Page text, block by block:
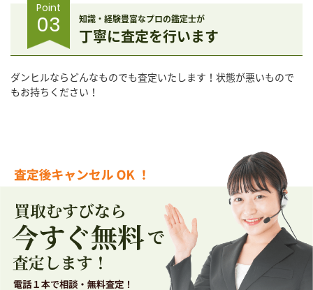
Point
03 知識・経験豊富なプロの鑑定士が
丁寧に査定を行います
ダンヒルならどんなものでも査定いたします！状態が悪いもので
もお持ちください！